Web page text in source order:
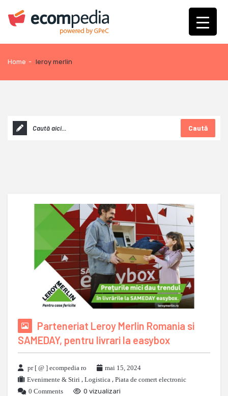
Home - leroy merlin
Caută
Parteneriat Leroy Merlin Romania si
SAMEDAY, pentru livrari la easybox
pr [ @ ] ecompedia ro
mai 15, 2024
Evenimente & Stiri , Logistica , Piata de comert electronic
0 Comments
0 vizualizari